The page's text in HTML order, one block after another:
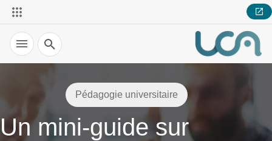
Recherche
Pédagogie universitaire
Un mini-guide sur